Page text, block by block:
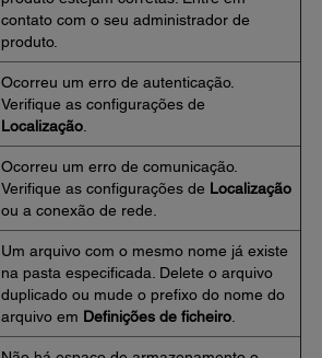
contato com o seu administrador de
produto.
Ocorreu um erro de autenticação.
Verifique as configurações de
Localização
Ocorreu um erro de comunicação.
Verifique as configurações de Localização
ou a conexão de rede.
Um arquivo com o mesmo nome já existe
na pasta especificada. Delete o arquivo
duplicado ou mude o prefixo do nome do
arquivo em Definições de ficheiro